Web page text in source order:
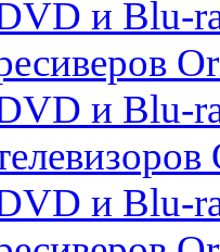
и Blu-
и Blu-
и Blu-